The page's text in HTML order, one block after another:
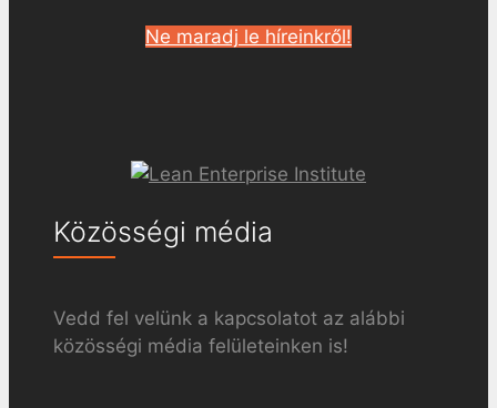
Ne maradj le híreinkről!
Közösségi média
Vedd fel velünk a kapcsolatot az alábbi
közösségi média felületeinken is!